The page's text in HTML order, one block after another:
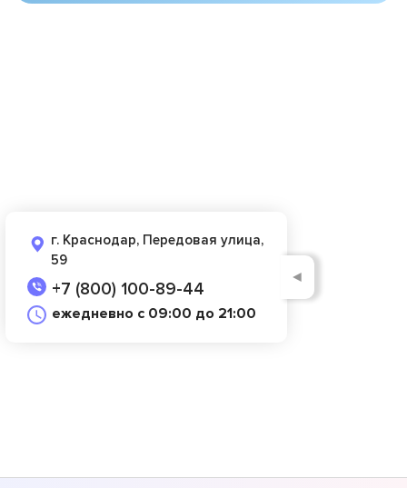
г. Краснодар, Передовая улица,
59
+7 (800) 100-89-44
ежедневно с 09:00 до 21:00
◄